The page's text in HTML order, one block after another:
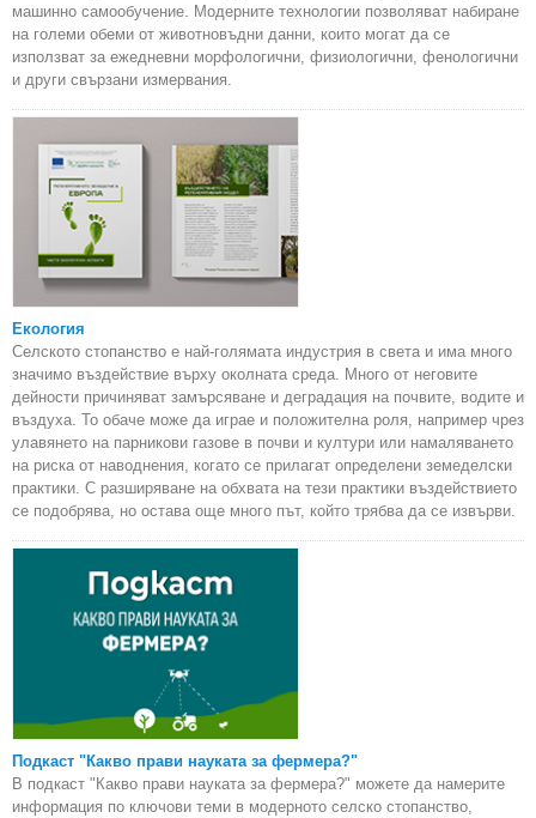
машинно самообучение. Модерните технологии позволяват набиране
на големи обеми от животновъдни данни, които могат да се
използват за ежедневни морфологични, физиологични, фенологични
и други свързани измервания.
Екология
Селското стопанство е най-голямата индустрия в света и има много
значимо въздействие върху околната среда. Много от неговите
дейности причиняват замърсяване и деградация на почвите, водите и
въздуха. То обаче може да играе и положителна роля, например чрез
улавянето на парникови газове в почви и култури или намаляването
на риска от наводнения, когато се прилагат определени земеделски
практики. С разширяване на обхвата на тези практики въздействието
се подобрява, но остава още много път, който трябва да се извърви.
Подкаст "Какво прави науката за фермера?"
В подкаст "Какво прави науката за фермера?" можете да намерите
информация по ключови теми в модерното селско стопанство,